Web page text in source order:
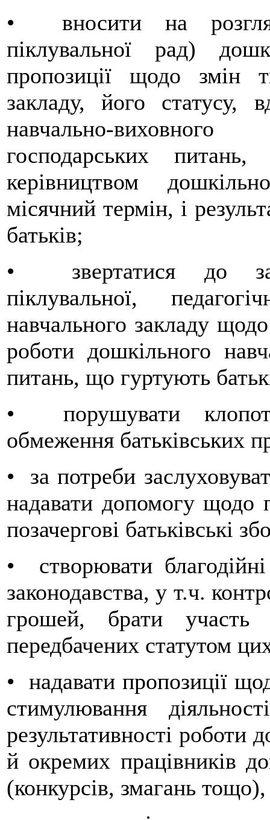
• вносити на розгляд
піклувальної рад)
пропозиції щодо змін
закладу, його статусу,
навчально-
господарських
керівництвом
місячний термін, і
батьків;
• звертатися до
піклувальної,
навчального закладу
роботи дошкільного
питань, що гуртують
• порушувати
обмеження батьківських
• за потреби
надавати допомогу щодо
позачергові батьківські
• створювати
законодавства, у т.ч.
грошей, брати
передбачених статутом
• надавати пропозиції
стимулювання
результативності роботи
й окремих працівників
(конкурсів, змагань тощо),